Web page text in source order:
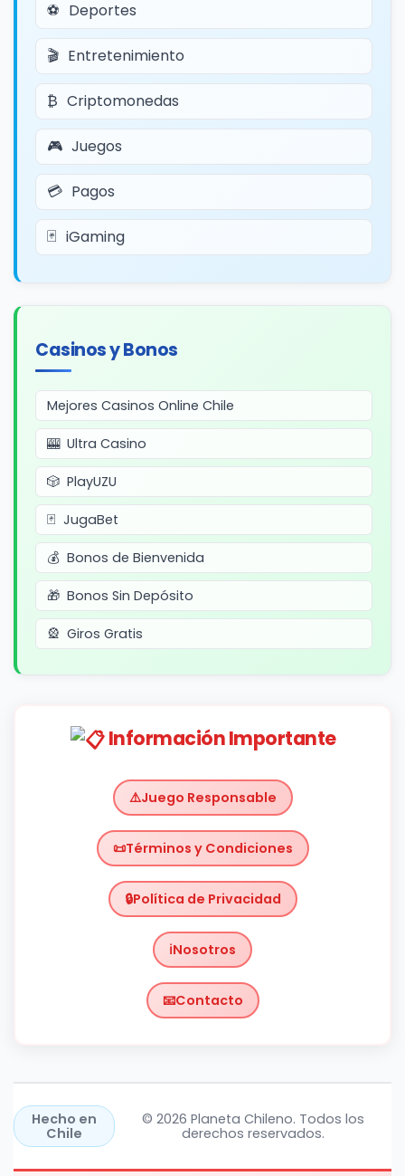
Deportes
Entretenimiento
Criptomonedas
Juegos
Pagos
iGaming
Casinos y Bonos
Mejores Casinos Online Chile
Ultra Casino
PlayUZU
JugaBet
Bonos de Bienvenida
Bonos Sin Depósito
Giros Gratis
Información Importante
Juego Responsable
Términos y Condiciones
Política de Privacidad
Nosotros
Contacto
Hecho en
Chile
© 2026 Planeta Chileno. Todos los
derechos reservados.